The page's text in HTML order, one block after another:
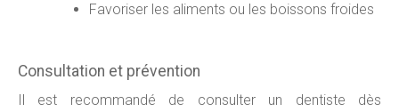
Favoriser les aliments ou les boissons froides
Consultation et prévention
Il est recommandé de consulter un dentiste dès